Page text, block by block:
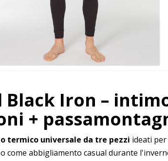
Black Iron –
+
termico universale da tre pezzi ideati
come abbigliamento casual durante